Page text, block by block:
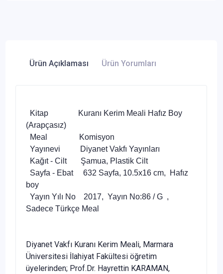
Ürün Açıklaması Ürün Yorumları
Kitap Kuranı Kerim Meali Hafız Boy
(Arapçasız)
Meal Komisyon
Yayınevi Diyanet Vakfı Yayınları
Kağıt - Cilt Şamua, Plastik Cilt
Sayfa - Ebat 632 Sayfa, 10.5x16 cm, Hafız
boy
Yayın Yılı No 2017, Yayın No:86 / G ,
Sadece Türkçe Meal
Diyanet Vakfı Kuranı Kerim Meali, Marmara
Üniversitesi İlahiyat Fakültesi öğretim
üyelerinden; Prof.Dr. Hayrettin KARAMAN,